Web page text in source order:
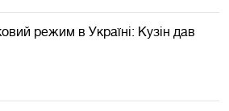
режим в Україні: Кузін дав